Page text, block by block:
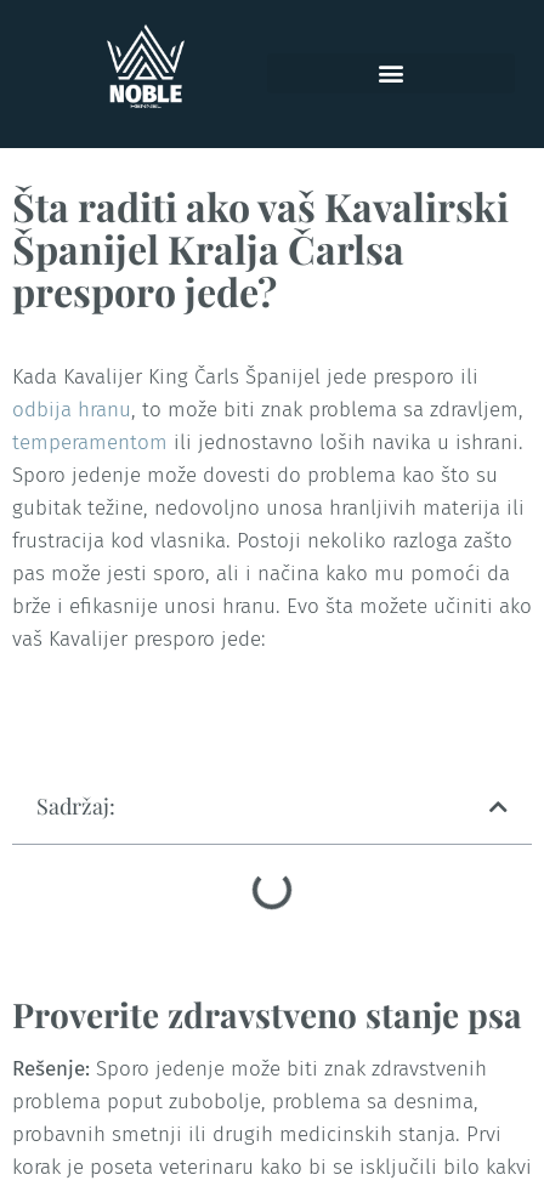
Šta raditi ako vaš Kavalirski
Španijel Kralja Čarlsa
presporo jede?
Kada Kavalijer King Čarls Španijel jede presporo ili
odbija hranu, to može biti znak problema sa zdravljem,
temperamentom ili jednostavno loših navika u ishrani.
Sporo jedenje može dovesti do problema kao što su
gubitak težine, nedovoljno unosa hranljivih materija ili
frustracija kod vlasnika. Postoji nekoliko razloga zašto
pas može jesti sporo, ali i načina kako mu pomoći da
brže i efikasnije unosi hranu. Evo šta možete učiniti ako
vaš Kavalijer presporo jede:
Sadržaj:
Proverite zdravstveno stanje psa
Rešenje: Sporo jedenje može biti znak zdravstvenih
problema poput zubobolje, problema sa desnima,
probavnih smetnji ili drugih medicinskih stanja. Prvi
korak je poseta veterinaru kako bi se isključili bilo kakvi